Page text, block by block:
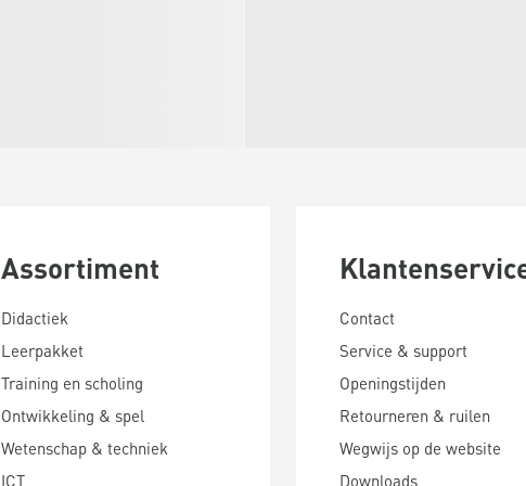
Assortiment
Didactiek
Leerpakket
Training en scholing
Ontwikkeling & spel
Wetenschap & techniek
ICT
Contact
Service & support
Openingstijden
Retourneren & ruilen
Wegwijs op de website
Downloads